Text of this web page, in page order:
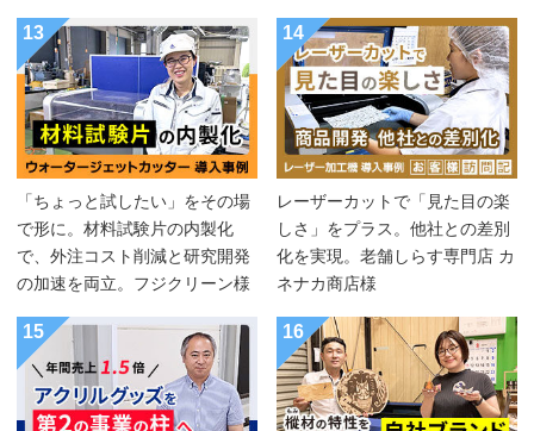
13
「ちょっと試したい」をその場
で形に。材料試験片の内製化
で、外注コスト削減と研究開発
の加速を両立。フジクリーン様
14
レーザーカットで「見た目の楽
しさ」をプラス。他社との差別
化を実現。老舗しらす専門店 カ
ネナカ商店様
15 16